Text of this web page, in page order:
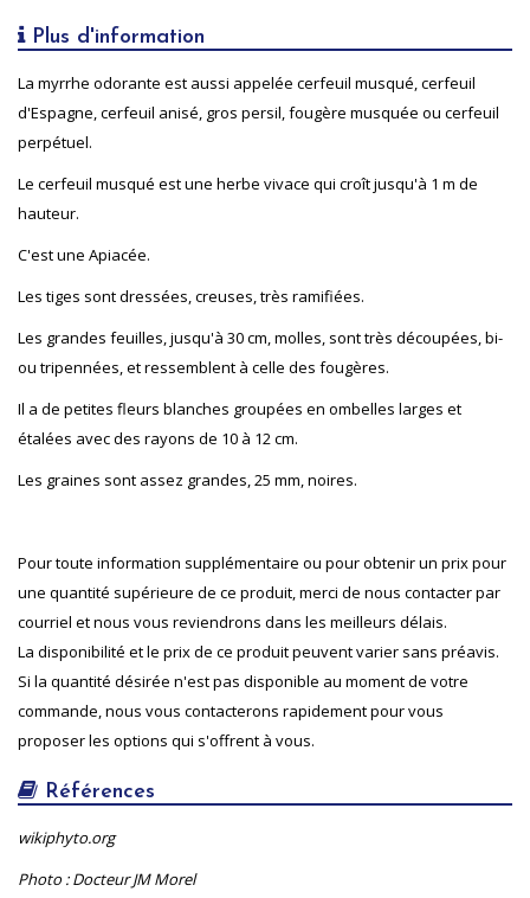
Plus d'information
La myrrhe odorante est aussi appelée cerfeuil musqué, cerfeuil
d'Espagne, cerfeuil anisé, gros persil, fougère musquée ou cerfeuil
perpétuel.
Le cerfeuil musqué est une herbe vivace qui croît jusqu'à 1 m de
hauteur.
C'est une Apiacée.
Les tiges sont dressées, creuses, très ramifiées.
Les grandes feuilles, jusqu'à 30 cm, molles, sont très découpées, bi-
ou tripennées, et ressemblent à celle des fougères.
Il a de petites fleurs blanches groupées en ombelles larges et
étalées avec des rayons de 10 à 12 cm.
Les graines sont assez grandes, 25 mm, noires.
Pour toute information supplémentaire ou pour obtenir un prix pour
une quantité supérieure de ce produit, merci de nous contacter par
courriel et nous vous reviendrons dans les meilleurs délais.
La disponibilité et le prix de ce produit peuvent varier sans préavis.
Si la quantité désirée n'est pas disponible au moment de votre
commande, nous vous contacterons rapidement pour vous
proposer les options qui s'offrent à vous.
Références
wikiphyto.org
Photo : Docteur JM Morel